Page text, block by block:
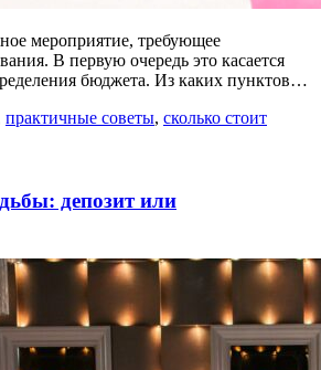
мероприятие, требующее
В первую очередь это касается
бюджета. Из каких пунктов…
практичные советы, сколько стоит
депозит или